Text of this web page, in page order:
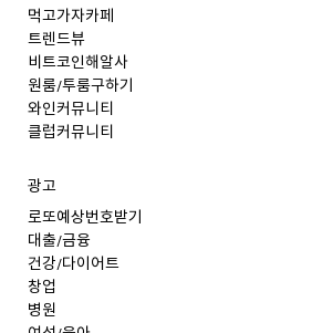
먹고가자카페
트렌드뷰
비트코인해알사
원룸/투룸구하기
와인커뮤니티
클럽커뮤니티
광고
로또예상번호받기
대출/금융
건강/다이어트
창업
병원